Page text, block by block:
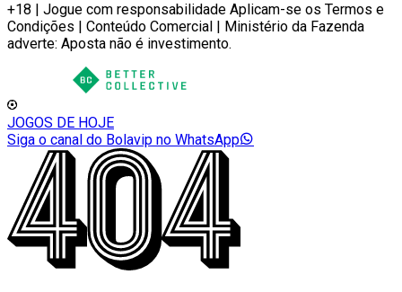
+18 | Jogue com responsabilidade Aplicam-se os Termos e
Condições | Conteúdo Comercial | Ministério da Fazenda
adverte: Aposta não é investimento.
JOGOS DE HOJE
Siga o canal do Bolavip no WhatsApp